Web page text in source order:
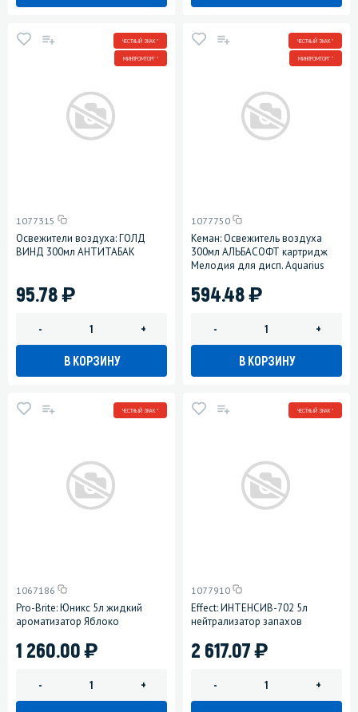
ЧЕСТНЫЙ ЗНАК *
МИНПРОМТОРГ *
1077315
Освежители воздуха: ГОЛД
ВИНД 300мл АНТИТАБАК
95.78)
- +
В КОРЗИНУ
ЧЕСТНЫЙ ЗНАК *
МИНПРОМТОРГ *
1077750
Кеман: Освежитель воздуха
300мл АЛЬБАСОФТ картридж
Мелодия для дисп. Aquarius
594.48)
- +
В КОРЗИНУ
ЧЕСТНЫЙ ЗНАК *
1067186
Pro-Brite: Юникс 5л жидкий
ароматизатор Яблоко
1 260.00)
- +
ЧЕСТНЫЙ ЗНАК *
1077910
Effect: ИНТЕНСИВ-702 5л
нейтрализатор запахов
2 617.07)
- +